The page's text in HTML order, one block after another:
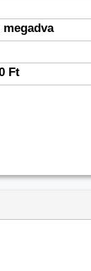
Ft